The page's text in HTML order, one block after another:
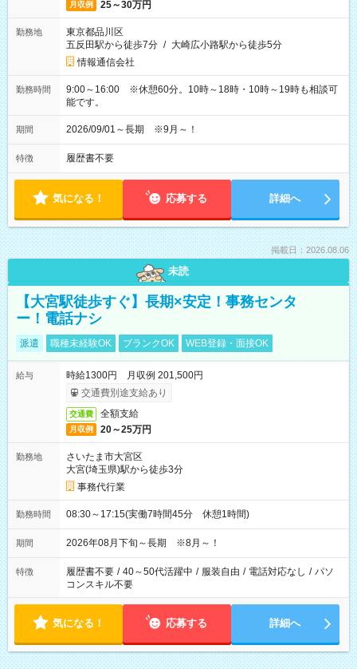
月収例 25～30万円
勤務地
東京都品川区
五反田駅から徒歩7分 / 大崎広小路駅から徒歩5分
情報通信会社
勤務時間
9:00～16:00 ※休憩60分。10時～18時・10時～19時も相談可
能です。
期間 2026/09/01～長期 ※9月～！
特徴 履歴書不要
気になる！ 応募する 詳細へ
掲載日：2026.08.06
未読
【大宮駅徒歩すぐ】長期×安定！事務センタ
ー！電話ナシ
派遣 職種未経験OK ブランクOK WEB登録・面接OK
給与
時給1300円 月収例 201,500円
交通費別途支給あり
交通費 全額支給
月収例 20～25万円
勤務地
さいたま市大宮区
大宮(埼玉県)駅から徒歩3分
事務代行業
勤務時間 08:30～17:15(実働7時間45分 休憩1時間)
期間 2026年08月下旬～長期 ※8月～！
特徴 履歴書不要 / 40～50代活躍中 / 服装自由 / 電話対応なし / パソ
コンスキル不要
気になる！ 応募する 詳細へ